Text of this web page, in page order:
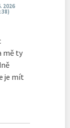
2026
mě ty
je mít